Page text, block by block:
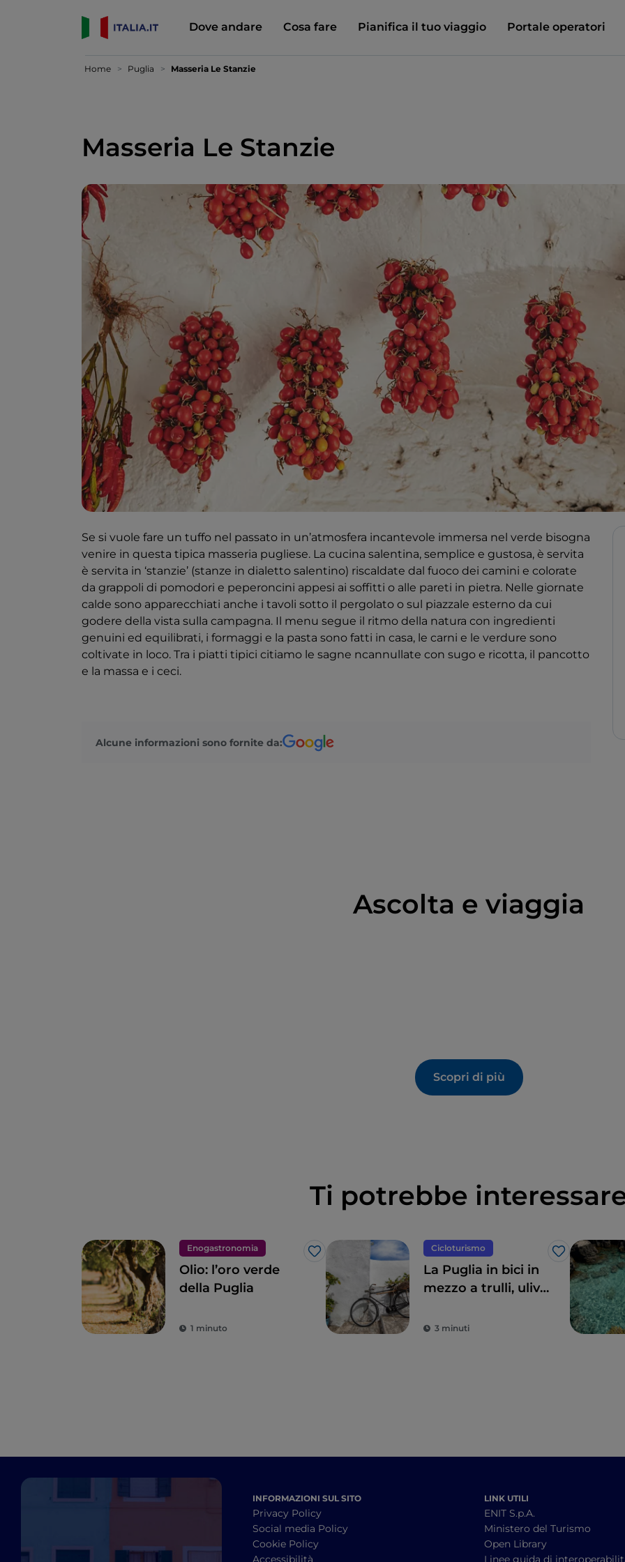
Dove andare Cosa fare Pianifica il tuo viaggio Portale operatori
Home Puglia Masseria Le Stanzie
Masseria Le Stanzie
Se si vuole fare un tuffo nel passato in un’atmosfera incantevole immersa nel verde bisogna
venire in questa tipica masseria pugliese. La cucina salentina, semplice e gustosa, è servita
è servita in ‘stanzie’ (stanze in dialetto salentino) riscaldate dal fuoco dei camini e colorate
da grappoli di pomodori e peperoncini appesi ai soffitti o alle pareti in pietra. Nelle giornate
calde sono apparecchiati anche i tavoli sotto il pergolato o sul piazzale esterno da cui
godere della vista sulla campagna. Il menu segue il ritmo della natura con ingredienti
genuini ed equilibrati, i formaggi e la pasta sono fatti in casa, le carni e le verdure sono
coltivate in loco. Tra i piatti tipici citiamo le sagne ncannullate con sugo e ricotta, il pancotto
e la massa e i ceci.
Alcune informazioni sono fornite da:
Ascolta e viaggia
Scopri di più
Ti potrebbe
Enogastronomia
Like
Olio: l’oro verde
della Puglia
1 minuto
Cicloturismo
Like
La Puglia in bici in
mezzo a trulli, ulivi
3 minuti
INFORMAZIONI SUL SITO
Privacy Policy
Social media Policy
Cookie Policy
Accessibilità
LINK UTILI
ENIT S.p.A.
Ministero del Turismo
Open Library
Linee guida di